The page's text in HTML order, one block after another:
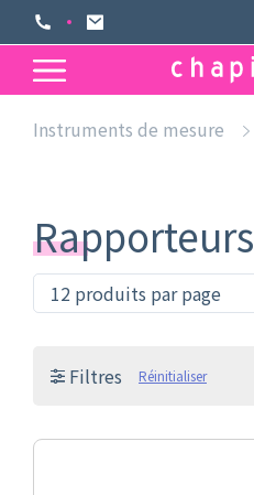
Instruments de mesure
Rapporteurs
Filtres Réinitialiser